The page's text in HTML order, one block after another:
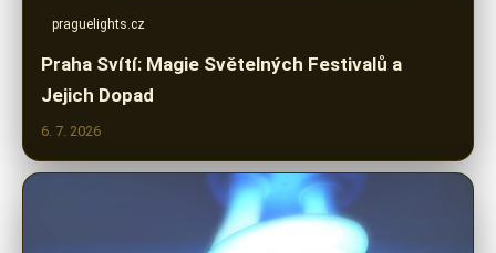
praguelights.cz
Praha Svítí: Magie Světelných Festivalů a
Jejich Dopad
6. 7. 2026